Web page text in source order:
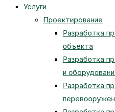
Услуги
Проектирование
Разработка
объекта
Разработка
и
Разработка